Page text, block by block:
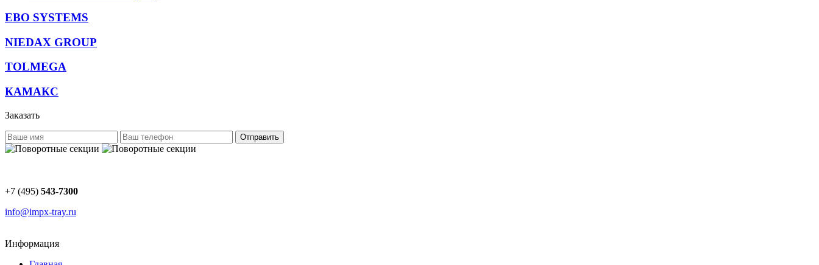
EBO SYSTEMS
NIEDAX GROUP
TOLMEGA
КАМАКС
Заказать
Отправить
+7 (495) 543-7300
info@impx-tray.ru
Информация